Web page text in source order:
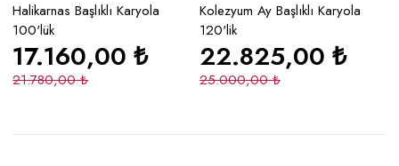
Halikarnas Başlıklı Karyola
100'lük
21.780,00₺
17.160,00₺
Kolezyum Ay Başlıklı Karyola
120'lik
25.000,00₺
22.825,00 ₺